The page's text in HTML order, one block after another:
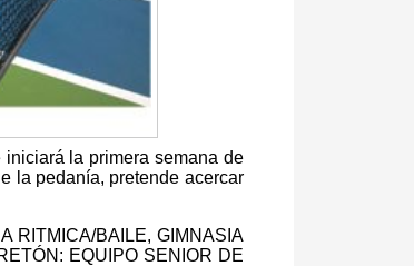
la primera semana de
la pedanía, pretende acercar
RITMICA/BAILE, GIMNASIA
EQUIPO SENIOR DE